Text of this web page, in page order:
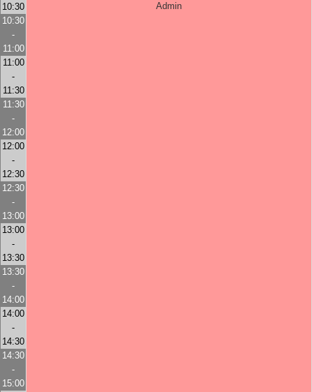
10:30
Admin
10:30
-
11:00
11:00
-
11:30
11:30
-
12:00
12:00
-
12:30
12:30
-
13:00
13:00
-
13:30
13:30
-
14:00
14:00
-
14:30
14:30
-
15:00